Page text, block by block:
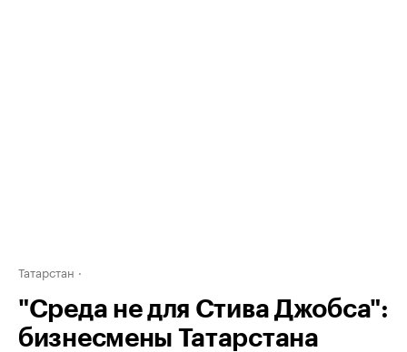
Татарстан
"Среда не для Стива Джобса":
бизнесмены Татарстана